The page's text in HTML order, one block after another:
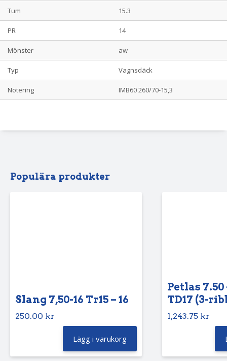
Tum 15.3
PR 14
Mönster aw
Typ Vagnsdäck
Notering IMB60 260/70-15,3
Populära produkter
Slang 7,50-16 Tr15 – 16
250.00 kr
Lägg i varukorg
Petlas 7.50
TD17 (3-
1,243.75 kr